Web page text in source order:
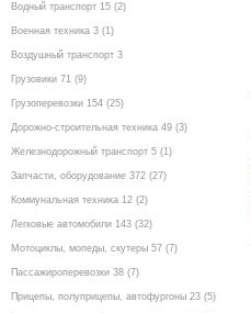
Водный транспорт 15 (2)
Военная техника 3 (1)
Воздушный транспорт 3
Грузовики 71 (9)
Грузоперевозки 154 (25)
Дорожно-строительная техника 49 (3)
Железнодорожный транспорт 5 (1)
Запчасти, оборудование 372 (27)
Коммунальная техника 12 (2)
Легковые автомобили 143 (32)
Мотоциклы, мопеды, скутеры 57 (7)
Пассажироперевозки 38 (7)
Прицепы, полуприцепы, автофургоны 23 (5)